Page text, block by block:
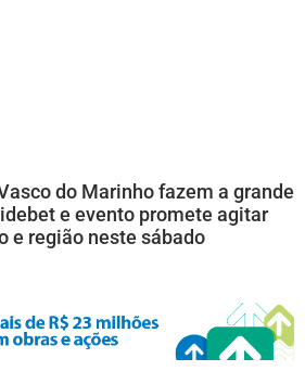
do Marinho fazem a grande
e evento promete agitar
e região neste sábado